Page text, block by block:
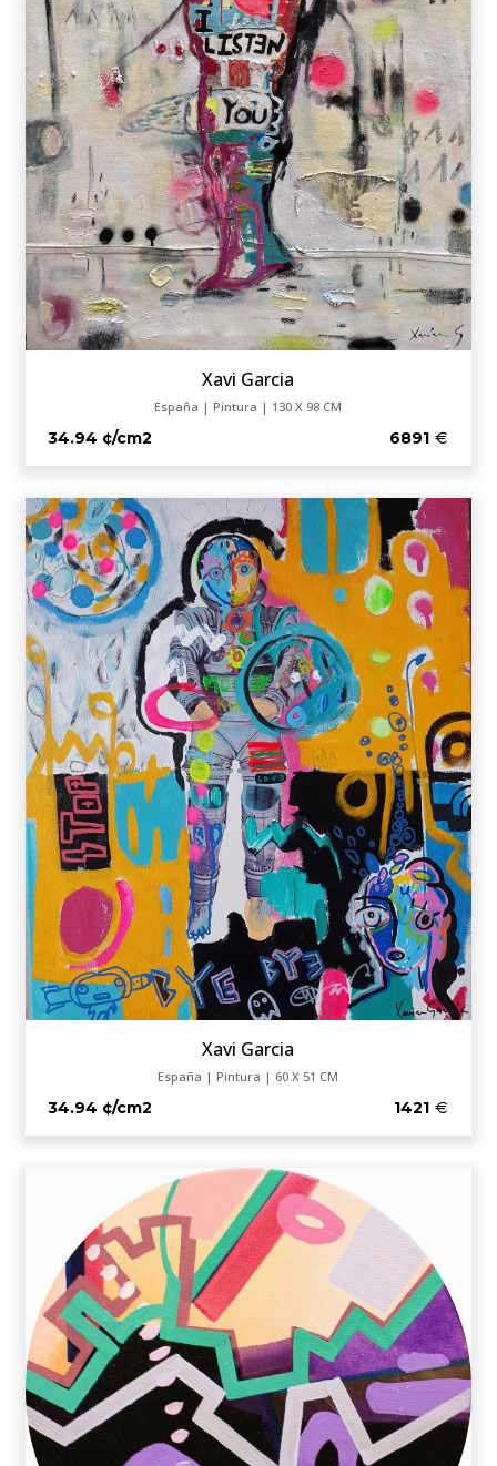
Xavi Garcia
España | Pintura | 130 X 98 CM
34.94 ¢/cm2 6891
Xavi Garcia
España | Pintura | 60 X 51 CM
34.94 ¢/cm2 1421